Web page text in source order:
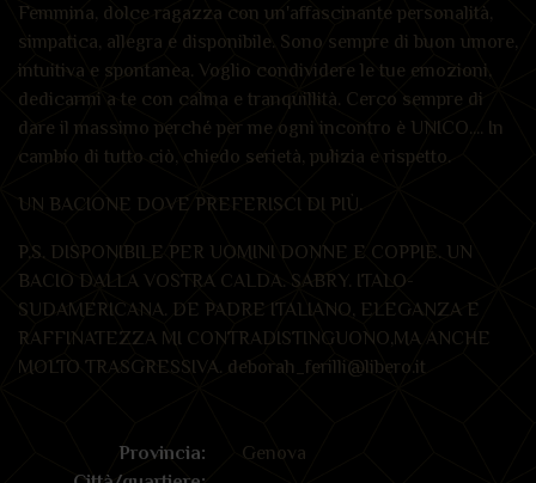
Femmina, dolce ragazza con un'affascinante personalità,
simpatica, allegra e disponibile. Sono sempre di buon umore,
intuitiva e spontanea. Voglio condividere le tue emozioni,
dedicarmi a te con calma e tranquillità. Cerco sempre di
dare il massimo perché per me ogni incontro è UNICO.... In
cambio di tutto ciò, chiedo serietà, pulizia e rispetto.
UN BACIONE DOVE PREFERISCI DI PIÙ.
P.S. DISPONIBILE PER UOMINI DONNE E COPPIE. UN
BACIO DALLA VOSTRA CALDA. SABRY. ITALO-
SUDAMERICANA. DE PADRE ITALIANO, ELEGANZA E
RAFFINATEZZA MI CONTRADISTINGUONO,MA ANCHE
MOLTO TRASGRESSIVA. deborah_ferilli@libero.it
Provincia:
Genova